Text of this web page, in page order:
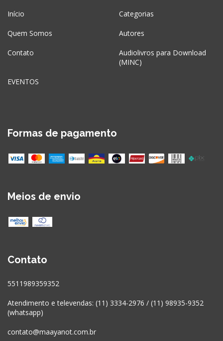
Início Categorias
Quem Somos Autores
Contato
Audiolivros para Download
(MINC)
EVENTOS
Formas de pagamento
Meios de envio
Contato
5511989359352
Atendimento e televendas: (11) 3334-2976 / (11) 98935-9352
(whatsapp)
contato@maayanot.com.br